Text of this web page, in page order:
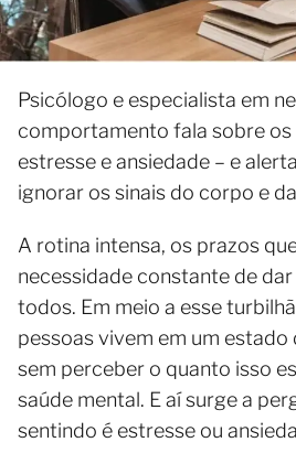
Psicólogo e especialista em
comportamento fala sobre
estresse e ansiedade – e
ignorar os sinais do corpo e
A rotina intensa, os prazos
necessidade constante de
todos. Em meio a esse
pessoas vivem em um estado
sem perceber o quanto isso
saúde mental. E aí surge a
sentindo é estresse ou